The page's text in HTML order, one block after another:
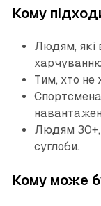
Кому
Людям, які
Тим, хто не
Людям 30+,
суглоби.
Кому може